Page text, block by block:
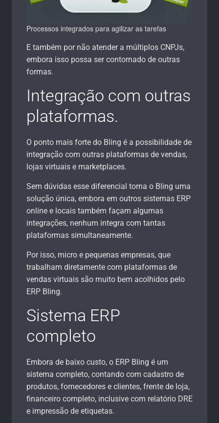
Processos integrados para agilizar as tarefas
E também por não atender a múltiplos CNPJs,
embora isso possa ser contornado de outras
formas.
Integração com outras
plataformas.
O ponto mais forte do Bling é a possibilidade de
integração com outras plataformas de vendas,
lojas virtuais e marketplaces.
Sem dúvidas esse diferencial torna o Bling uma
solução única, embora em outros sistemas ERP
online e locais também façam algumas
integrações, nenhum integra com tantas
plataformas simultaneamente.
Por isso, micro e pequenas empresas, que
trabalham diretamente com plataformas de
vendas virtuais são muito bem acolhidos pelo
ERP Bling.
Sistema ERP
completo
Embora de baixo custo, o ERP Bling é um
sistema completo, contando com cadastro de
produtos, fornecedores e clientes, frente de loja,
financeiro completo, inclusive com relatório DRE
e impressão de etiquetas.